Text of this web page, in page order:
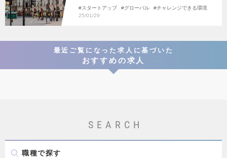
スタートアップ グローバル
チャレンジできる環境
25/01/29
最近ご覧になった求人に基づいた
おすすめの求人
SEARCH
職種で探す